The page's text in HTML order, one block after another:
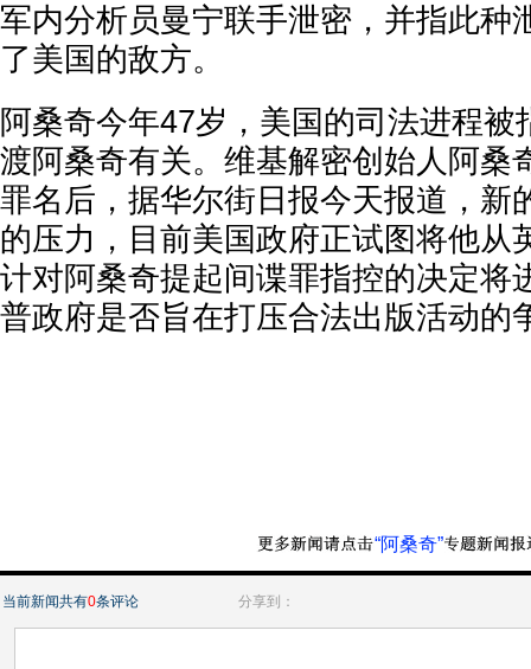
军内分析员曼宁联手泄密，并指此种
了美国的敌方。
阿桑奇今年47岁，美国的司法进程被
渡阿桑奇有关。维基解密创始人阿桑
罪名后，据华尔街日报今天报道，新
的压力，目前美国政府正试图将他从
计对阿桑奇提起间谍罪指控的决定将
普政府是否旨在打压合法出版活动的
“阿桑奇”
当前新闻共有0条评论 分享到：